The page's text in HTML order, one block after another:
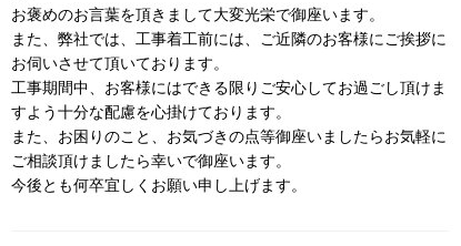
お褒めのお言葉を頂きまして大変光栄で御座います。
また、弊社では、工事着工前には、ご近隣のお客様にご挨拶に
お伺いさせて頂いております。
工事期間中、お客様にはできる限りご安心してお過ごし頂けま
すよう十分な配慮を心掛けております。
また、お困りのこと、お気づきの点等御座いましたらお気軽に
ご相談頂けましたら幸いで御座います。
今後とも何卒宜しくお願い申し上げます。